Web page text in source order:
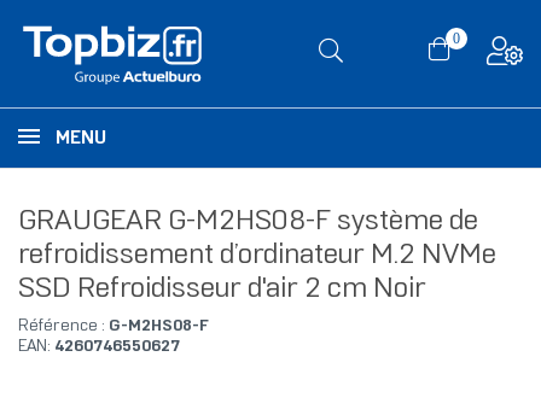
0
MENU
GRAUGEAR G-M2HS08-F système de
refroidissement d’ordinateur M.2 NVMe
SSD Refroidisseur d'air 2 cm Noir
Référence : G-M2HS08-F
EAN: 4260746550627